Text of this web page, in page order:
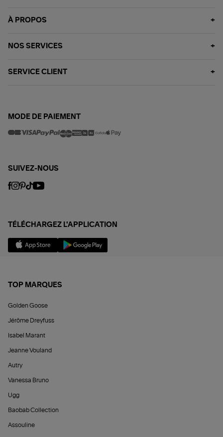
À PROPOS
NOS SERVICES
SERVICE CLIENT
MODE DE PAIEMENT
SUIVEZ-NOUS
TÉLÉCHARGEZ L'APPLICATION
TOP MARQUES
Golden Goose
Jérôme Dreyfuss
Isabel Marant
Jeanne Vouland
Autry
Vanessa Bruno
Ugg
Baobab Collection
Assouline